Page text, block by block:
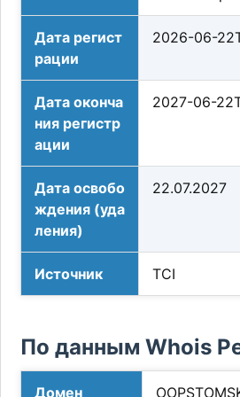
Дата регист
рации
2026-06-
Дата оконча
ния регистр
ации
2027-06-
Дата освобо
ждения (уда
ления)
22.07.2027
Источник TCI
По данным Whois
Домен